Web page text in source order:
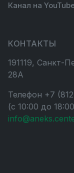
Канал на
КОНТАКТЫ
191119, Санкт-
28А
Телефон +7
(с 10:00 до